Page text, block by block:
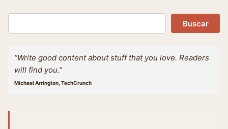
Buscar
“Write good content about stuff that you love. Readers
will find you.”
Michael Arrington, TechCrunch